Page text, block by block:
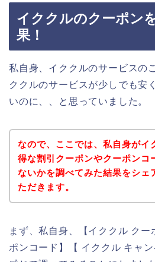
イククルのクーポン
果！
私自身、イククルのサービスの
ククルのサービスが少しでも安
いのに、、と思っていました。
なので、ここでは、私自身がイ
得な割引クーポンやクーポンコ
ないかを調べてみた結果をシェ
ただきます。
まず、私自身、【イククル ク
ポンコード】【 イククル キャ